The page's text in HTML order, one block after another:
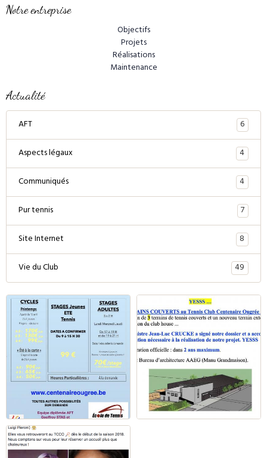
Notre entreprise
Objectifs
Projets
Réalisations
Maintenance
Actualité
AFT
6
Aspects légaux
4
Communiqués
4
Pur tennis
7
Site Internet
8
Vie du Club
49